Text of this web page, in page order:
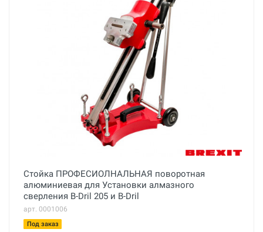
Стойка ПРОФЕСИОЛНАЛЬНАЯ поворотная
алюминиевая для Установки алмазного
сверления B-Dril 205 и B-Dril
арт. 0001006
Под заказ